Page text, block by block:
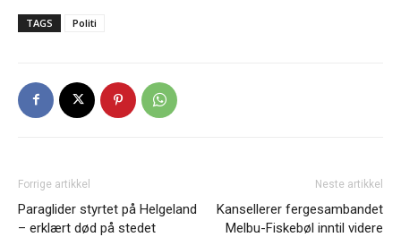
TAGS Politi
Forrige artikkel
Paraglider styrtet på Helgeland
– erklært død på stedet
Neste artikkel
Kansellerer fergesambandet
Melbu-Fiskebøl inntil videre